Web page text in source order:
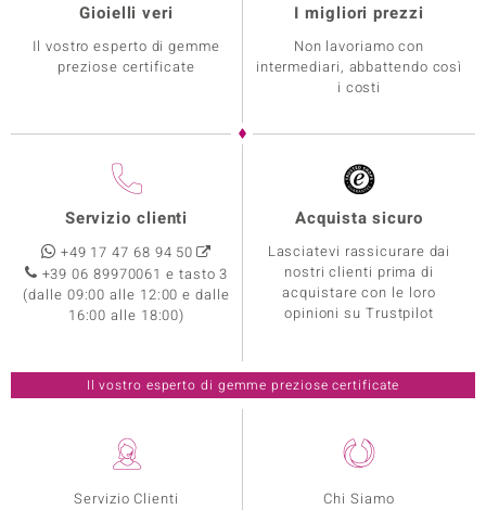
Servizio Clienti
Chi Siamo
Gioielli veri
Il vostro esperto di gemme
preziose certificate
I migliori prezzi
Non lavoriamo con
intermediari, abbattendo così
i costi
Servizio clienti
+49 17 47 68 94 50
+39 06 89970061 e tasto 3
(dalle 09:00 alle 12:00 e dalle
16:00 alle 18:00)
Acquista sicuro
Lasciatevi rassicurare dai
nostri clienti prima di
acquistare con le loro
opinioni su Trustpilot
Il vostro esperto di gemme preziose certificate